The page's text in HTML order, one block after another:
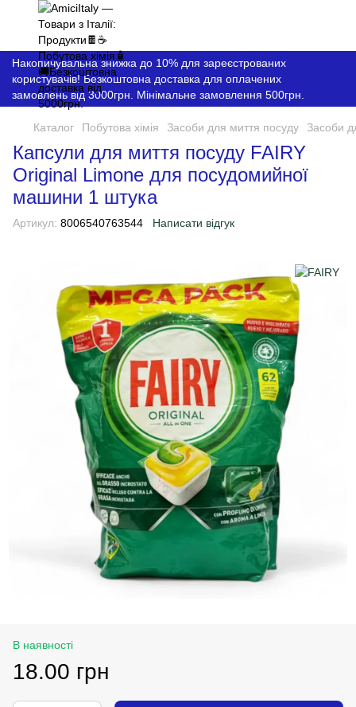
Накопичувальна знижка до 10% для зареєстрованих
користувачів! Безкоштовна доставка для оплачених
замовлень від 3000грн. Мінімальне замовлення 500грн.
Каталог Побутова хімія Засоби для миття посуду Засоби
Капсули для миття посуду FAIRY
Original Limone для посудомийної
машини 1 штука
Артикул: 8006540763544 Написати відгук
В наявності
18.00 грн